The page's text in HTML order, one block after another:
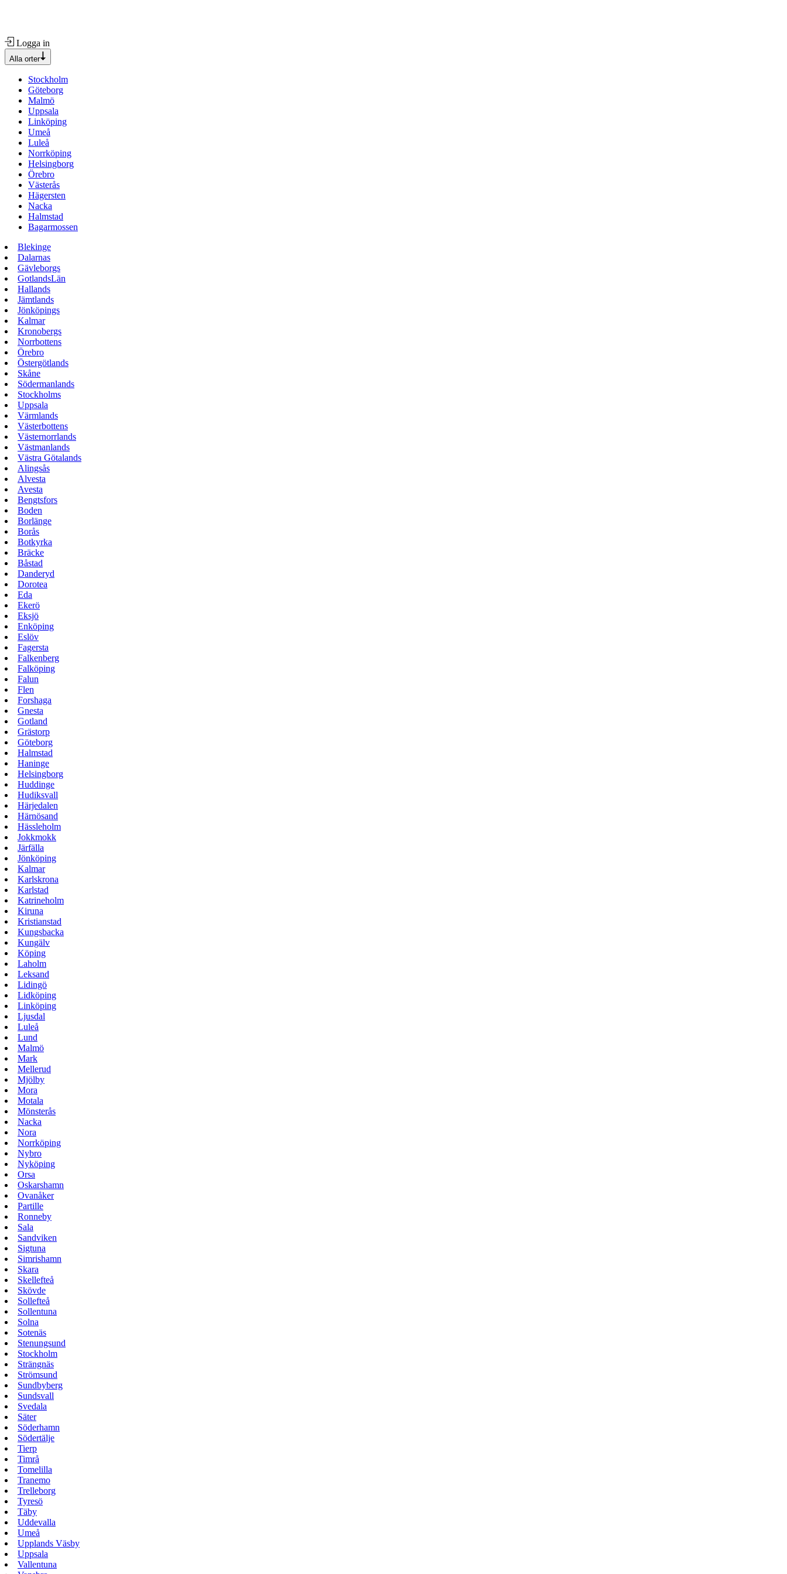
Logga in
Alla orter
Stockholm
Göteborg
Malmö
Uppsala
Linköping
Umeå
Luleå
Norrköping
Helsingborg
Örebro
Västerås
Hägersten
Nacka
Halmstad
Bagarmossen
Blekinge
Dalarnas
Gävleborgs
GotlandsLän
Hallands
Jämtlands
Jönköpings
Kalmar
Kronobergs
Norrbottens
Örebro
Östergötlands
Skåne
Södermanlands
Stockholms
Uppsala
Värmlands
Västerbottens
Västernorrlands
Västmanlands
Västra Götalands
Alingsås
Alvesta
Avesta
Bengtsfors
Boden
Borlänge
Borås
Botkyrka
Bräcke
Båstad
Danderyd
Dorotea
Eda
Ekerö
Eksjö
Enköping
Eslöv
Fagersta
Falkenberg
Falköping
Falun
Flen
Forshaga
Gnesta
Gotland
Grästorp
Göteborg
Halmstad
Haninge
Helsingborg
Huddinge
Hudiksvall
Härjedalen
Härnösand
Hässleholm
Jokkmokk
Järfälla
Jönköping
Kalmar
Karlskrona
Karlstad
Katrineholm
Kiruna
Kristianstad
Kungsbacka
Kungälv
Köping
Laholm
Leksand
Lidingö
Lidköping
Linköping
Ljusdal
Luleå
Lund
Malmö
Mark
Mellerud
Mjölby
Mora
Motala
Mönsterås
Nacka
Nora
Norrköping
Nybro
Nyköping
Orsa
Oskarshamn
Ovanåker
Partille
Ronneby
Sala
Sandviken
Sigtuna
Simrishamn
Skara
Skellefteå
Skövde
Sollefteå
Sollentuna
Solna
Sotenäs
Stenungsund
Stockholm
Strängnäs
Strömsund
Sundbyberg
Sundsvall
Svedala
Säter
Söderhamn
Södertälje
Tierp
Timrå
Tomelilla
Tranemo
Trelleborg
Tyresö
Täby
Uddevalla
Umeå
Upplands Väsby
Uppsala
Vallentuna